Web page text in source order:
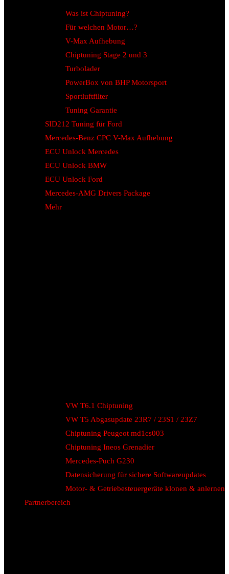
Was ist Chiptuning?
Für welchen Motor…?
V-Max Aufhebung
Chiptuning Stage 2 und 3
Turbolader
PowerBox von BHP Motorsport
Sportluftfilter
Tuning Garantie
SID212 Tuning für Ford
Mercedes-Benz CPC V-Max Aufhebung
ECU Unlock Mercedes
ECU Unlock BMW
ECU Unlock Ford
Mercedes-AMG Drivers Package
Mehr
VW T6.1 Chiptuning
VW T5 Abgasupdate 23R7 / 23S1 / 23Z7
Chiptuning Peugeot md1cs003
Chiptuning Ineos Grenadier
Mercedes-Puch G230
Datensicherung für sichere Softwareupdates
Motor- & Getriebesteuergeräte klonen & anlernen
Partnerbereich